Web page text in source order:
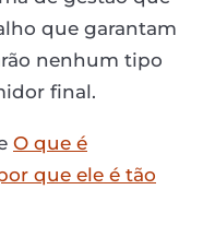
que garantam
nenhum tipo
final.
O que é
que ele é tão